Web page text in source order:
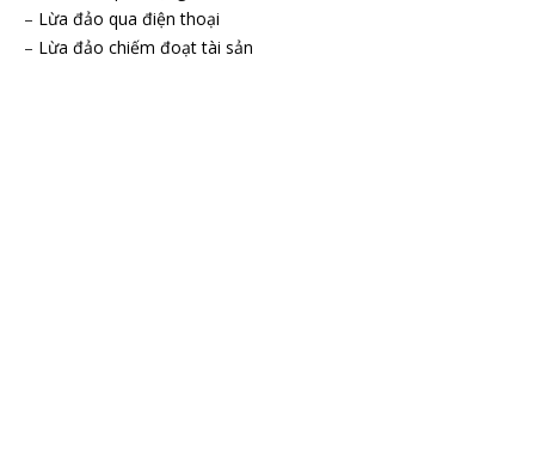
– Lừa đảo qua điện thoại
– Lừa đảo chiếm đoạt tài sản